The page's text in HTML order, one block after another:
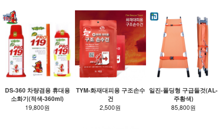
DS-360 차량겸용 휴대용
소화기(적색-360ml)
19,800원
TYM-화재대피용 구조손수
건
2,500원
일진-폴딩형 구급들것(AL-
주황색)
85,800원